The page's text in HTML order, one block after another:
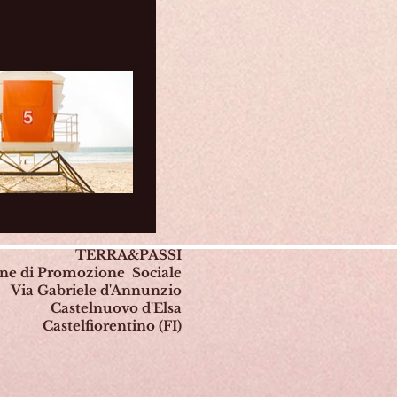
TERRA&PASSI
di Promozione Sociale
Via Gabriele d'Annunzio
Castelnuovo d'Elsa
Castelfiorentino (FI)